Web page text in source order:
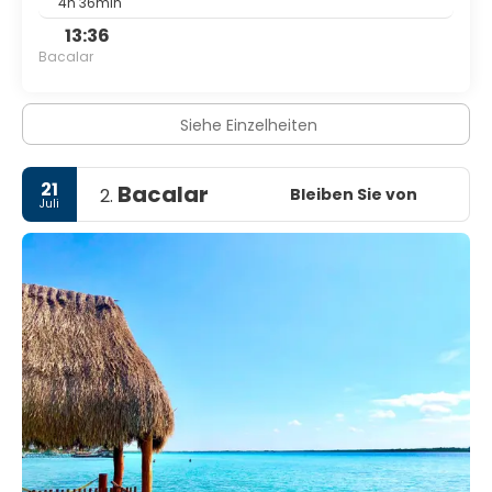
13:36
Bacalar
Siehe Einzelheiten
21
Juli 2. Bacalar Bleiben Sie von